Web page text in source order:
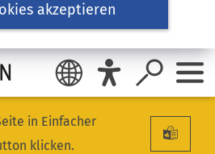
akzeptieren
in Einfacher
klicken.